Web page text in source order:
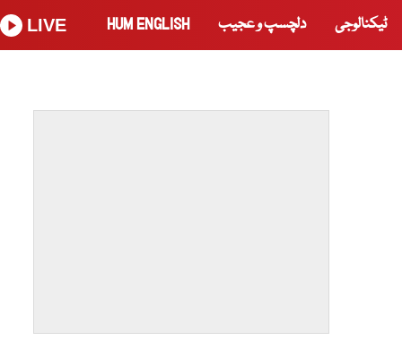
ٹیکنالوجی دلچسپ و عجیب HUM ENGLISH
LIVE